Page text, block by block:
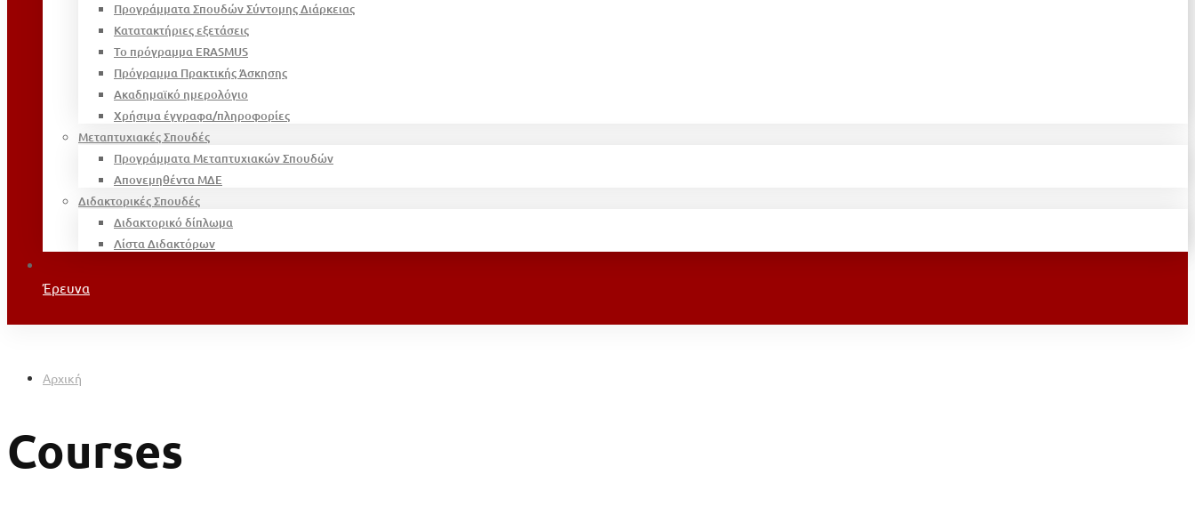
Προγράμματα Σπουδών Σύντομης Διάρκειας
Κατατακτήριες εξετάσεις
Το πρόγραμμα ERASMUS
Πρόγραμμα Πρακτικής Άσκησης
Ακαδημαϊκό ημερολόγιο
Χρήσιμα έγγραφα/πληροφορίες
Μεταπτυχιακές Σπουδές
Προγράμματα Μεταπτυχιακών Σπουδών
Απονεμηθέντα ΜΔΕ
Διδακτορικές Σπουδές
Διδακτορικό δίπλωμα
Λίστα Διδακτόρων
Έρευνα
Αρχική
Courses